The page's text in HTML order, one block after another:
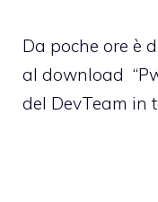
Da poche ore è
al download
del DevTeam in